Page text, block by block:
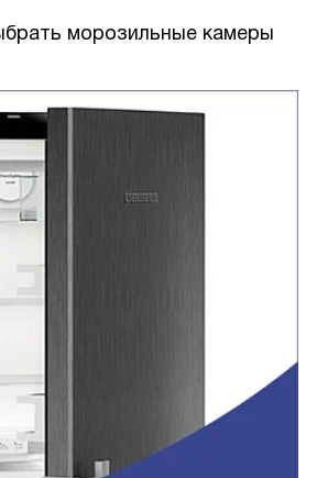
морозильные камеры